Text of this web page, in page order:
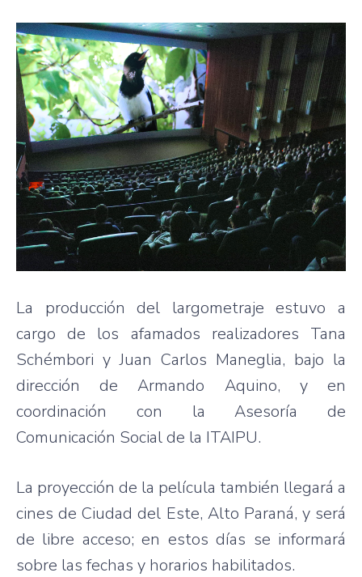
La producción del largometraje estuvo a
cargo de los afamados realizadores Tana
Schémbori y Juan Carlos Maneglia, bajo la
dirección de Armando Aquino, y en
coordinación con la Asesoría de
Comunicación Social de la ITAIPU.
La proyección de la película también llegará a
cines de Ciudad del Este, Alto Paraná, y será
de libre acceso; en estos días se informará
sobre las fechas y horarios habilitados.